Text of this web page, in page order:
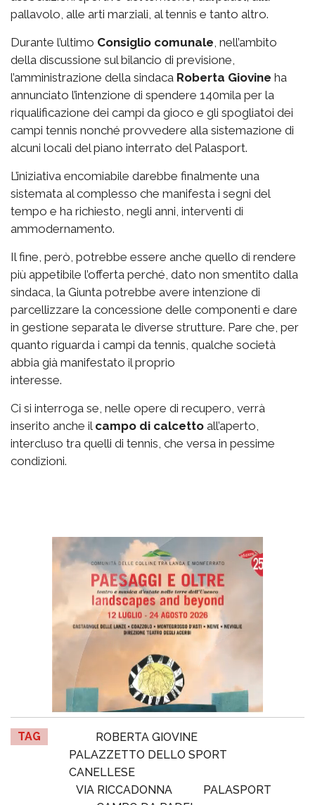
pallavolo, alle arti marziali, al tennis e tanto altro.
Durante l’ultimo Consiglio comunale , nell’ambito
della discussione sul bilancio di previsione,
l’amministrazione della sindaca Roberta Giovine ha
annunciato l’intenzione di spendere 140mila per la
riqualificazione dei campi da gioco e gli spogliatoi dei
campi tennis nonché provvedere alla sistemazione di
alcuni locali del piano interrato del Palasport.
L’iniziativa encomiabile darebbe finalmente una
sistemata al complesso che manifesta i segni del
tempo e ha richiesto, negli anni, interventi di
ammodernamento.
Il fine, però, potrebbe essere anche quello di rendere
più appetibile l’offerta perché, dato non smentito dalla
sindaca, la Giunta potrebbe avere intenzione di
parcellizzare la concessione delle componenti e dare
in gestione separata le diverse strutture. Pare che, per
quanto riguarda i campi da tennis, qualche società
abbia già manifestato il proprio
interesse.
Ci si interroga se, nelle opere di recupero, verrà
inserito anche il campo di calcetto all’aperto,
intercluso tra quelli di tennis, che versa in pessime
condizioni.
TAG
ROBERTA GIOVINE
PALAZZETTO DELLO SPORT
CANELLESE
VIA RICCADONNA
PALASPORT